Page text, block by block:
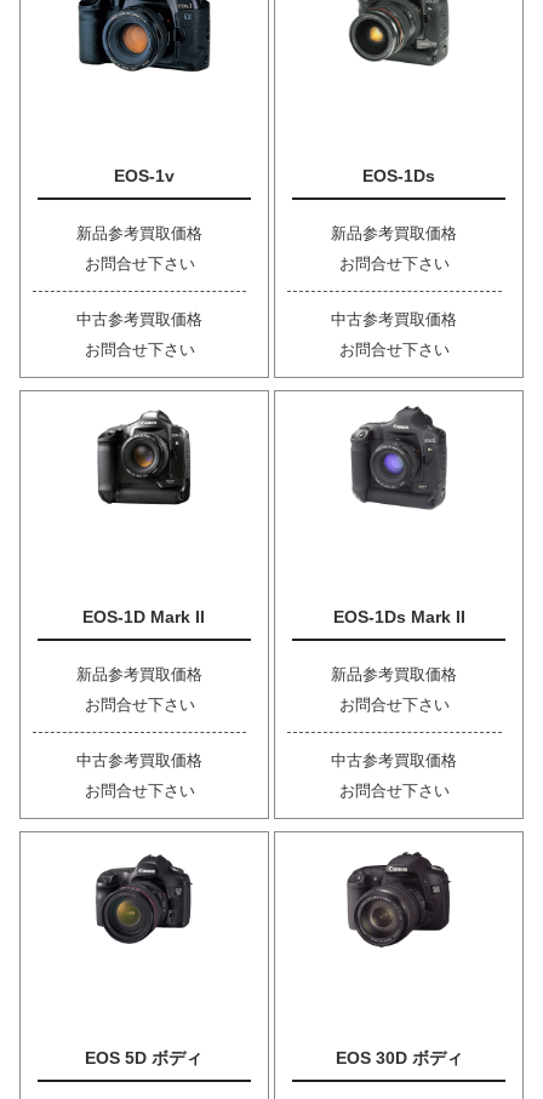
EOS-1v
新品参考買取価格
お問合せ下さい
中古参考買取価格
お問合せ下さい
EOS-1Ds
新品参考買取価格
お問合せ下さい
中古参考買取価格
お問合せ下さい
EOS-1D Mark II
新品参考買取価格
お問合せ下さい
中古参考買取価格
お問合せ下さい
EOS-1Ds Mark II
新品参考買取価格
お問合せ下さい
中古参考買取価格
お問合せ下さい
EOS 5D ボディ EOS 30D ボディ